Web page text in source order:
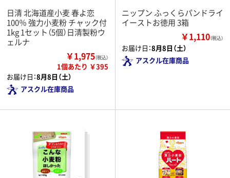
日清 北海道産小麦 春よ恋
100％ 強力小麦粉 チャック付
1kg 1セット（5個）日清製粉ウ
ェルナ
￥1,975（税込）
1個あたり ￥395
お届け日：8月8日（土）
アスクル在庫商品
ニップン ふっくらパンドライ
イーストお徳用 3箱
￥1,110（税込）
お届け日：8月8日（土）
アスクル在庫商品